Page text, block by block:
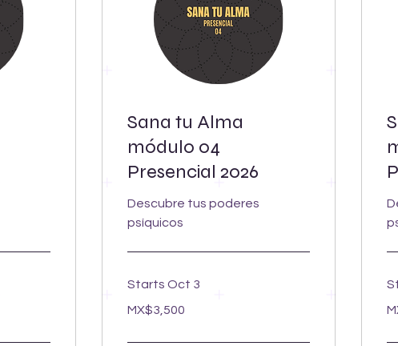
Sana tu Alma
módulo 04
Presencial 2026
Descubre tus poderes
psíquicos
Starts Oct 3
Mexican
MX$3,500